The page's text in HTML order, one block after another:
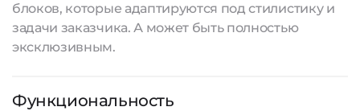
блоков, которые адаптируются под стилистику и
задачи заказчика. А может быть полностью
эксклюзивным.
Функциональность